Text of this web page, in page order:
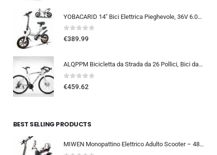
YOBACARID 14″ Bici Elettrica Pieghevole, 36V 6.0AH Batteria 250W Motore, Fino a 25-35km, Freni a Doppio Disco e Velocità M…
0out of 5
€389.99
ALQPPM Bicicletta da Strada da 26 Pollici, Bici da 24 Velocità, Freno a Doppio Disco, Telaio in Acciaio ad Alto Tenore Di …
0out of 5
€459.62
BEST SELLING PRODUCTS
MIWEN Monopattino Elettrico Adulto Scooter – 48V 18Ah 45-55KM di Autonomia monopattino elettrico adulti 11/10.5 Pollici mo…